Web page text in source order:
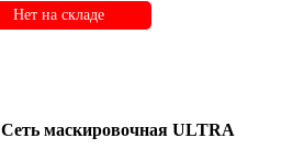
Нет на складе
Сеть маскировочная ULTRA